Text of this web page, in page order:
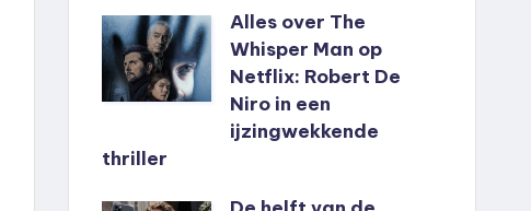
Alles over The
Whisper Man op
Netflix: Robert De
Niro in een
ijzingwekkende
thriller